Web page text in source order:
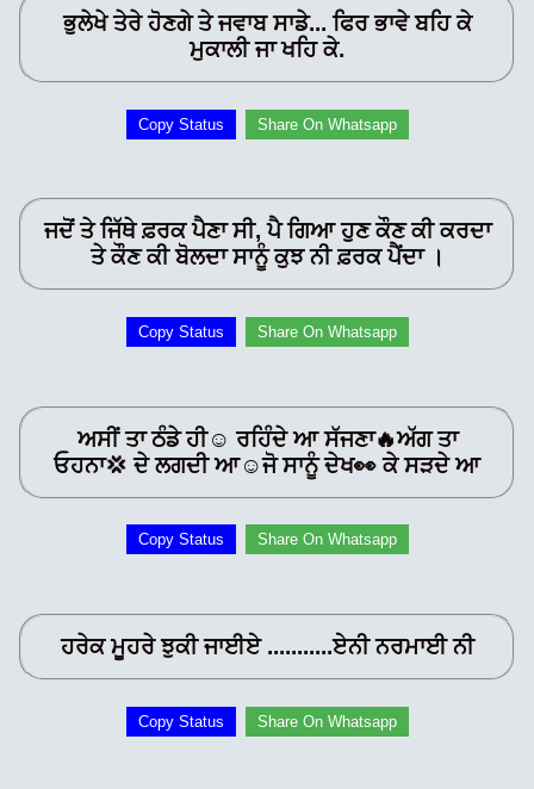
ਭੁਲੇਖੇ ਤੇਰੇ ਹੋਣਗੇ ਤੇ ਜਵਾਬ ਸਾਡੇ... ਫਿਰ ਭਾਵੇ ਬਹਿ ਕੇ
ਮੁਕਾਲੀ ਜਾ ਖਹਿ ਕੇ.
Copy Status Share On Whatsapp
ਜਦੋਂ ਤੇ ਜਿੱਥੇ ਫ਼ਰਕ ਪੈਣਾ ਸੀ, ਪੈ ਗਿਆ ਹੁਣ ਕੌਣ ਕੀ ਕਰਦਾ
ਤੇ ਕੌਣ ਕੀ ਬੋਲਦਾ ਸਾਨੂੰ ਕੁਝ ਨੀ ਫ਼ਰਕ ਪੈਂਦਾ ।
Copy Status Share On Whatsapp
ਅਸੀਂ ਤਾ ਠੰਡੇ ਹੀ☺️ ਰਹਿੰਦੇ ਆ ਸੱਜਣਾ🔥ਅੱਗ ਤਾ
ਓਹਨਾ💢 ਦੇ ਲਗਦੀ ਆ☺️ਜੋ ਸਾਨੂੰ ਦੇਖ👀 ਕੇ ਸੜਦੇ ਆ
Copy Status Share On Whatsapp
ਹਰੇਕ ਮੂਹਰੇ ਝੁਕੀ ਜਾਈਏ ...........ਏਨੀ ਨਰਮਾਈ ਨੀ
Copy Status Share On Whatsapp